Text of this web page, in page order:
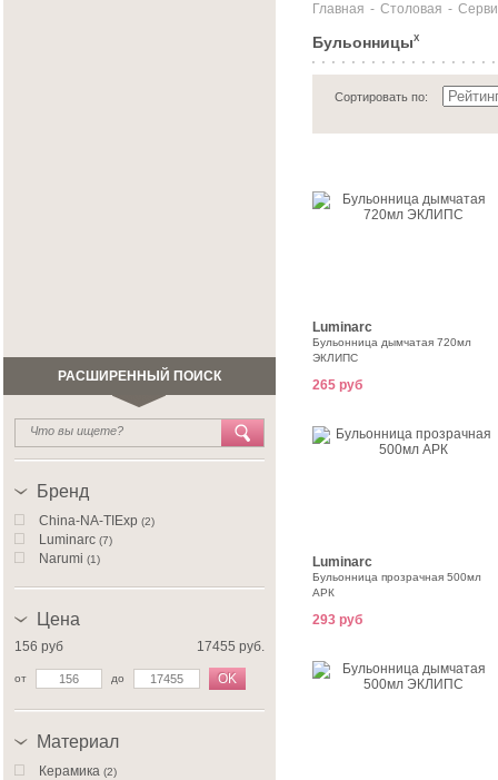
РАСШИРЕННЫЙ ПОИСК
Бренд
China-NA-TIExp (2)
Luminarc (7)
Narumi (1)
Цена
156 руб 17455 руб.
от до OK
Материал
Керамика (2)
Главная - Столовая -
БульонницыX
Сортировать по:
Luminarc
Бульонница дымчатая 720мл
ЭКЛИПС
265 руб
Luminarc
Бульонница прозрачная 500мл
АРК
293 руб